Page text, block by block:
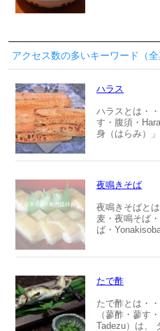
アクセス数の多いキーワード（全
ハラス
ハラスとは・
す・腹須・
身（はらみ）
夜鳴きそば
夜鳴きそばと
麦・夜鳴そば
ば・
たで酢
たで酢とは・
（蓼酢・蓼す
Tadezu）は、